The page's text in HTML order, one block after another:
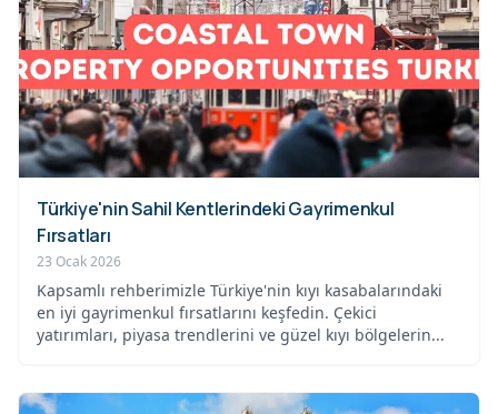
Türkiye'nin Sahil Kentlerindeki Gayrimenkul
Fırsatları
23 Ocak 2026
Kapsamlı rehberimizle Türkiye'nin kıyı kasabalarındaki
en iyi gayrimenkul fırsatlarını keşfedin. Çekici
yatırımları, piyasa trendlerini ve güzel kıyı bölgelerin...